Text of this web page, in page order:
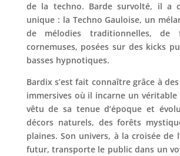
de la techno. Barde survolté, il a
unique : la Techno Gauloise, un
de mélodies traditionnelles,
cornemuses, posées sur des kicks
basses hypnotiques.
Bardix s’est fait connaître grâce à
immersives où il incarne un véritable
vêtu de sa tenue d’époque et
décors naturels, des forêts
plaines. Son univers, à la croisée de
futur, transporte le public dans un